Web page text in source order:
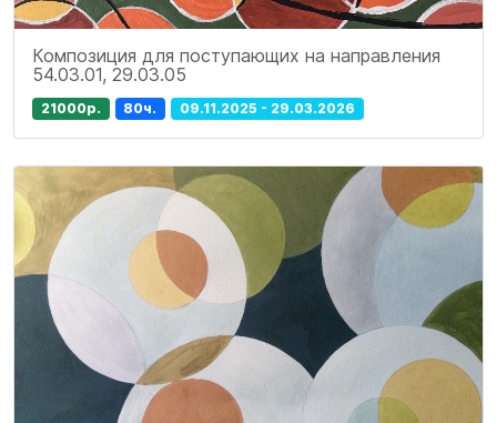
Композиция для поступающих на направления
54.03.01, 29.03.05
21000р. 80ч. 09.11.2025 - 29.03.2026